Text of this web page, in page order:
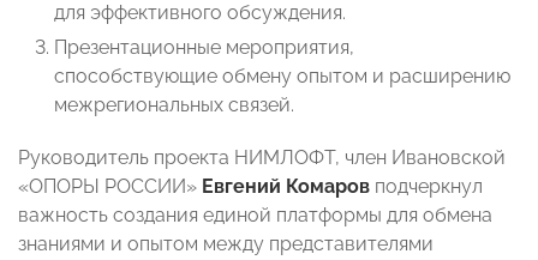
для эффективного обсуждения.
Презентационные мероприятия,
способствующие обмену опытом и расширению
межрегиональных связей.
Руководитель проекта НИМЛОФТ, член Ивановской
«ОПОРЫ РОССИИ» Евгений Комаров подчеркнул
важность создания единой платформы для обмена
знаниями и опытом между представителями